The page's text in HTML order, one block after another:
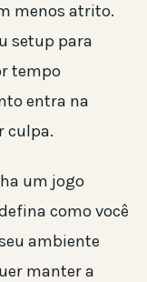
menos atrito.
setup para
tempo
entra na
culpa.
um jogo
como você
ambiente
manter a